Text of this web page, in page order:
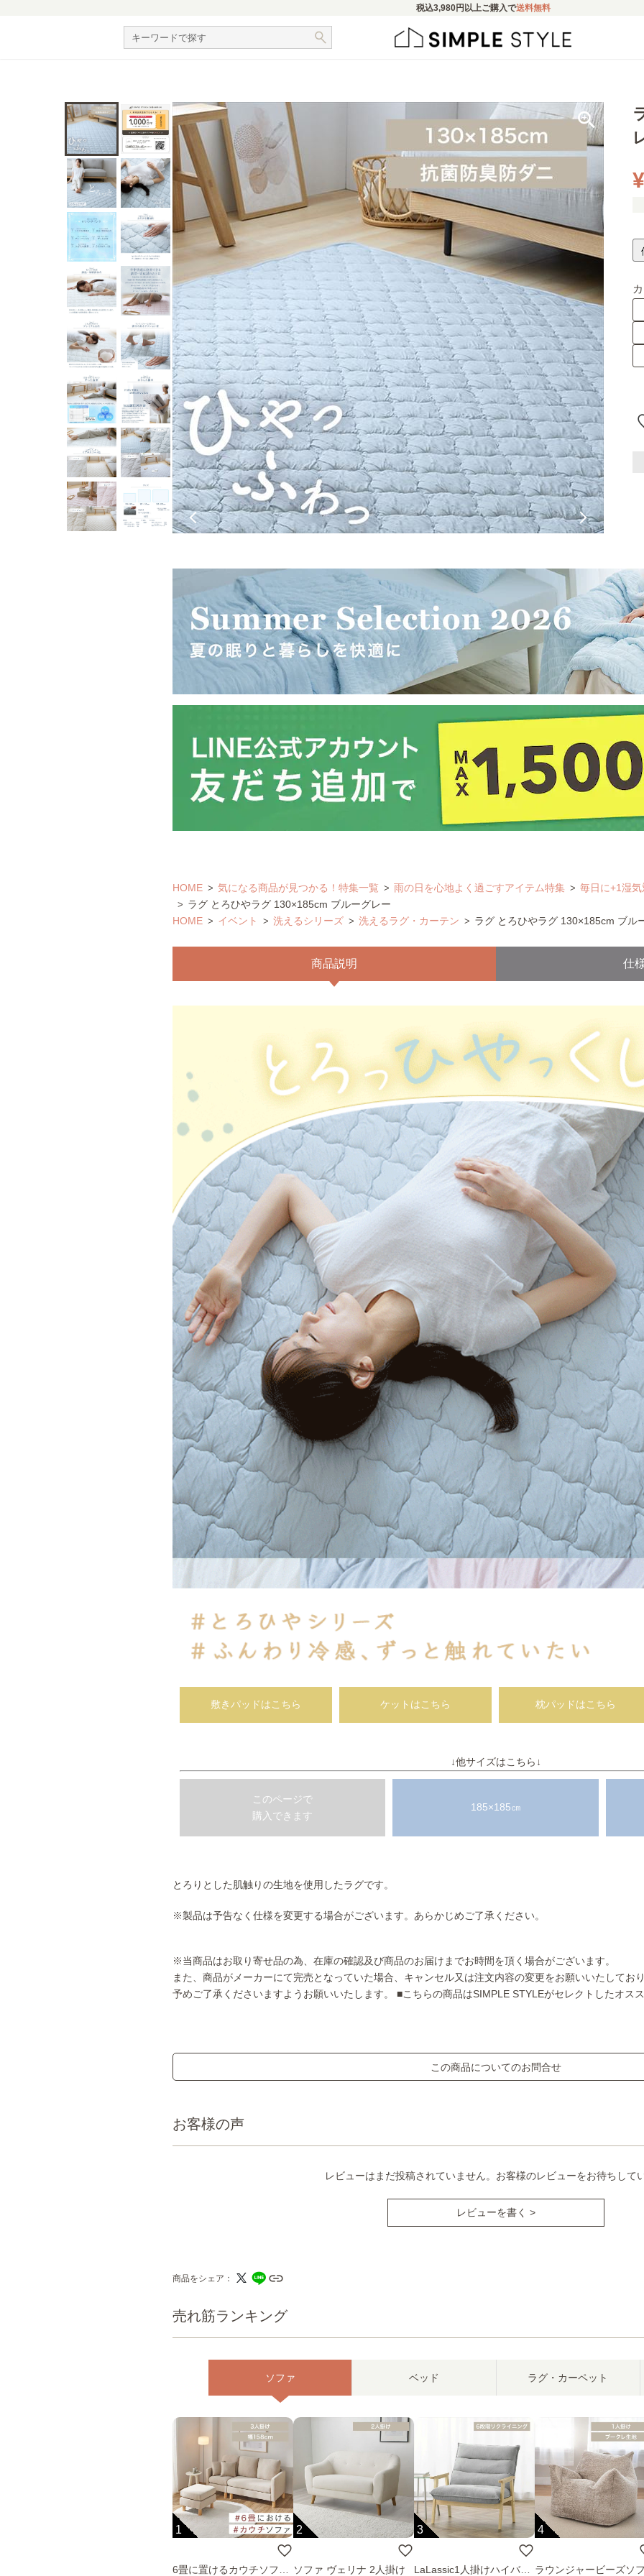
税込3,980円 以上ご購入で送料無料
売れ筋ランキング
ソファ ベッド ラグ・カーペット
1
6畳に置けるカウチソファ
2
ソファ ヴェリナ 2人掛け
3
LaLassic1人掛けハイバッ
4
ラウンジャービーズソ
HOME 気になる商品が見つかる！特集一覧 雨の日を心地よく過ごすアイテム特集
毎日に+1湿気
ラグ とろひやラグ 130×185cm ブルーグレー
HOME
イベント 洗えるシリーズ 洗えるラグ・カーテン ラグ とろひやラグ 130×185cm ブル
商品説明 仕
敷きパッドはこちら ケットはこちら 枕パッドはこちら
↓他サイズはこちら↓
このページで
購入できます
185×185㎝
とろりとした肌触りの生地を使用したラグです。
※製品は予告なく仕様を変更する場合がございます。あらかじめご了承ください。
※当商品はお取り寄せ品の為、在庫の確認及び商品のお届けまでお時間を頂く場合がございます。
また、商品がメーカーにて完売となっていた場合、キャンセル又は注文内容の変更をお願いいたしており
予めご了承くださいますようお願いいたします。 ■こちらの商品はSIMPLE STYLEがセレクトしたオスス
この商品についてのお問合せ
お客様の声
レビューはまだ投稿されていません。お客様のレビューをお待ちして
レビューを書く >
商品をシェア